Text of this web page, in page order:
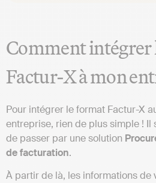
Comment
Factur-X à mon
Pour intégrer le format Factur-X
entreprise, rien de plus simple ! Il
de passer par une solution
de facturation.
À partir de là, les informations de